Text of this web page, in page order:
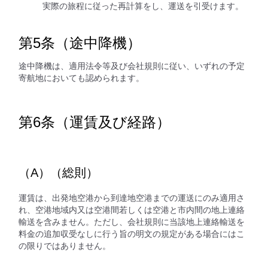
実際の旅程に従った再計算をし、運送を引受けます。
第5条（途中降機）
途中降機は、適用法令等及び会社規則に従い、いずれの予定
寄航地においても認められます。
第6条（運賃及び経路）
（A）（総則）
運賃は、出発地空港から到達地空港までの運送にのみ適用さ
れ、空港地域内又は空港間若しくは空港と市内間の地上連絡
輸送を含みません。ただし、会社規則に当該地上連絡輸送を
料金の追加収受なしに行う旨の明文の規定がある場合にはこ
の限りではありません。